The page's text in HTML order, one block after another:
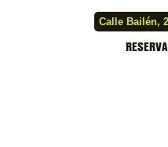
Calle Bailén,